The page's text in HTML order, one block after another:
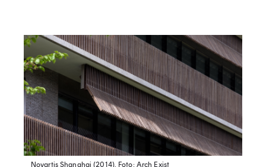
Novartis Shanghai (2014). Foto: Arch Exist